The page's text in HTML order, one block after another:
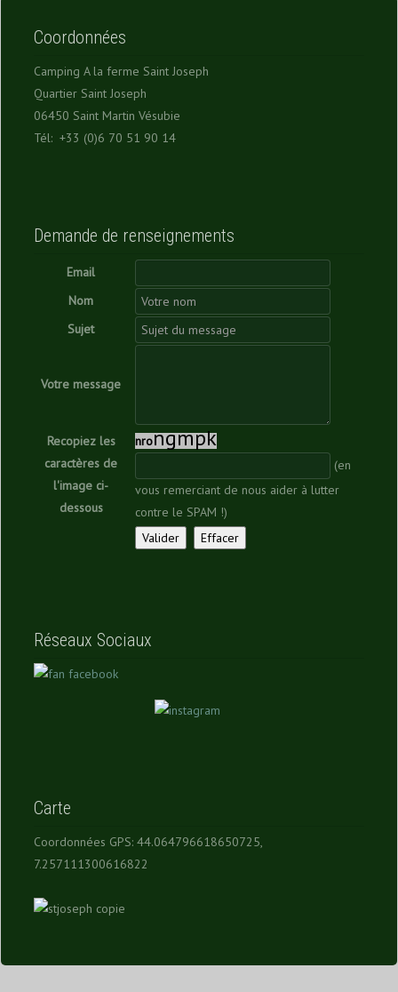
Coordonnées
Camping A la ferme Saint Joseph
Quartier Saint Joseph
06450 Saint Martin Vésubie
Tél: +33 (0)6 70 51 90 14
Demande de renseignements
Email
Nom
Sujet
Votre message
Recopiez les
caractères de
l'image ci-
dessous
nrongmpk
(en
vous remerciant de nous aider à lutter
contre le SPAM !)
Réseaux Sociaux
Carte
Coordonnées GPS: 44.064796618650725,
7.257111300616822